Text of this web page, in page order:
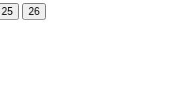
25
26